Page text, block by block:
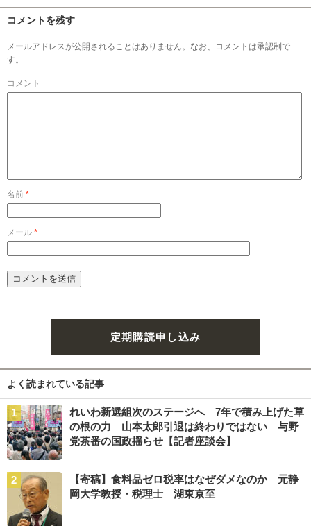
コメントを残す
メールアドレスが公開されることはありません。なお、コメントは承認制で
す。
コメント
名前 *
メール *
定期購読申し込み
よく読まれている記事
れいわ新選組次のステージへ 7年で積み上げた草
の根の力 山本太郎引退は終わりではない 与野
党茶番の国政揺らせ【記者座談会】
【寄稿】食料品ゼロ税率はなぜダメなのか 元静
岡大学教授・税理士 湖東京至